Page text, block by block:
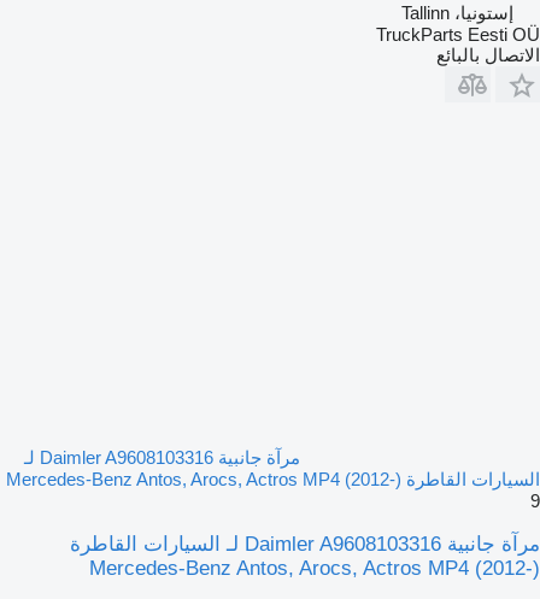
إستونيا، Tallinn
TruckParts Eesti OÜ
الاتصال بالبائع
مرآة جانبية Daimler A9608103316 لـ
السيارات القاطرة Mercedes-Benz Antos, Arocs, Actros MP4 (2012-)
9
مرآة جانبية Daimler A9608103316 لـ السيارات القاطرة
Mercedes-Benz Antos, Arocs, Actros MP4 (2012-)